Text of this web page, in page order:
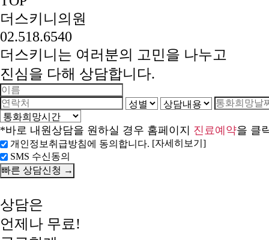
더스키니의원
02.518.6540
더스키니는 여러분의 고민을 나누고
진심을 다해 상담합니다.
*바로 내원상담을 원하실 경우 홈페이지 진료예약을 클
개인정보취급방침에 동의합니다. [자세히보기]
SMS 수신동의
상담은
언제나 무료!